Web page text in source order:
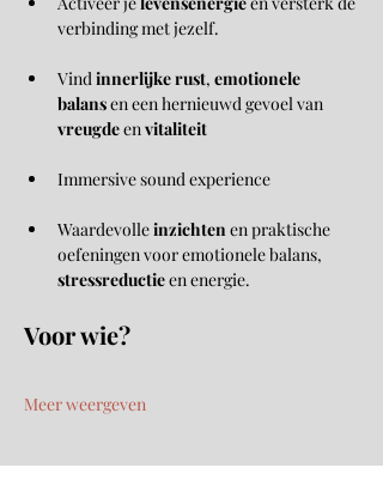
verbinding met jezelf.
Vind innerlijke rust, emotionele
balans en een hernieuwd gevoel van
vreugde en vitaliteit
Immersive sound experience
Waardevolle inzichten en praktische
oefeningen voor emotionele balans,
stressreductie en energie.
Voor wie?
Meer weergeven